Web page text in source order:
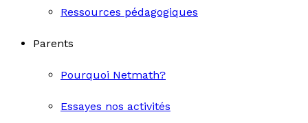
Ressources pédagogiques
Parents
Pourquoi Netmath?
Essayes nos activités